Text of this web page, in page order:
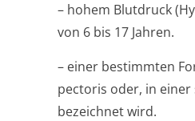
– hohem Blutdruck
von 6 bis 17 Jahren.
– einer bestimmten
pectoris oder, in einer
bezeichnet wird.